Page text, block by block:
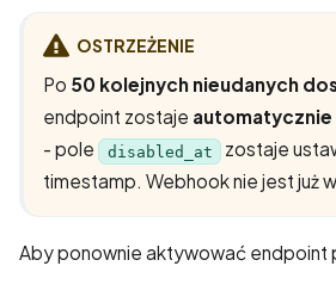
OSTRZEŻENIE
Po 50 kolejnych nieudanych
endpoint zostaje
- pole
disabled_at
zostaje
timestamp. Webhook nie jest już
Aby ponownie aktywować endpoint